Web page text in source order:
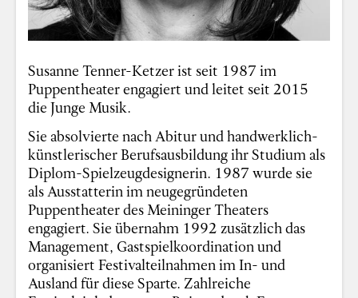
Susanne Tenner-Ketzer ist seit 1987 im
Puppentheater engagiert und leitet seit 2015
die Junge Musik.
Sie absolvierte nach Abitur und handwerklich-
künstlerischer Berufsausbildung ihr Studium als
Diplom-Spielzeugdesignerin. 1987 wurde sie
als Ausstatterin im neugegründeten
Puppentheater des Meininger Theaters
engagiert. Sie übernahm 1992 zusätzlich das
Management, Gastspielkoordination und
organisiert Festivalteilnahmen im In- und
Ausland für diese Sparte. Zahlreiche